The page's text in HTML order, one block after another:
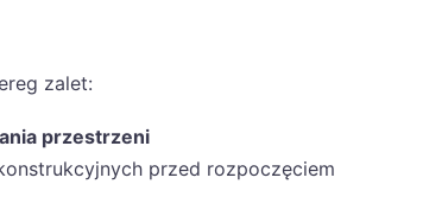
zalet:
przestrzeni
przed rozpoczęciem